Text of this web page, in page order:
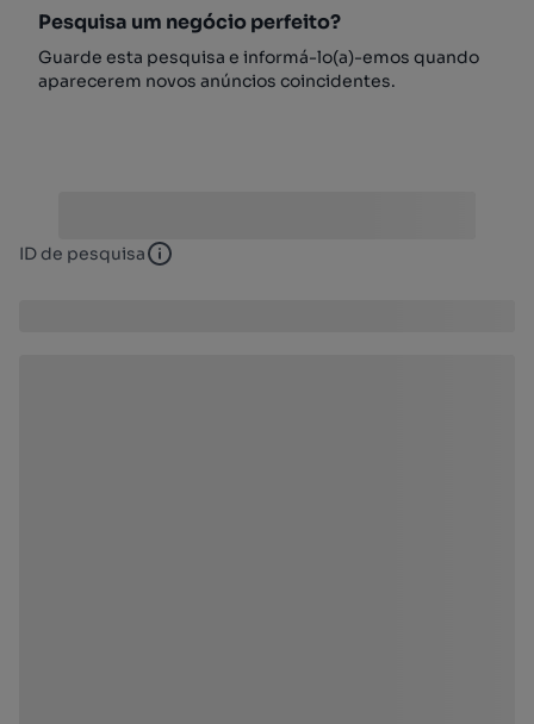
Pesquisa um negócio perfeito?
Guarde esta pesquisa e informá-lo(a)-emos quando
aparecerem novos anúncios coincidentes.
ID de pesquisa ID de pesquisa